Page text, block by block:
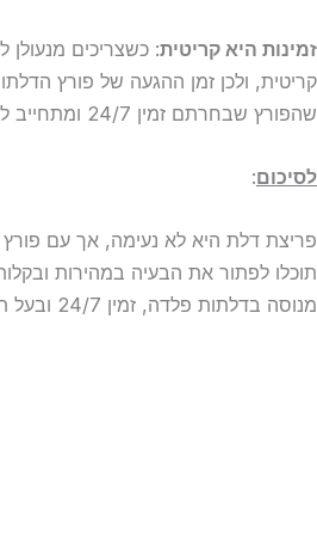
זמינות היא קריטית: כשצריכים
קריטית, ולכן זמן ההגעה של פורץ
שהפורץ שבחרתם זמין 24/7 ומתחייב להגיע אליכם תוך זמן קצר.
לסיכום:
פריצת דלת היא לא נעימה, אך עם פורץ
תוכלו לפתור את הבעיה במהירות
מנוסה בדלתות פלדה, זמין 24/7 ובעל תעודת ביטוח.